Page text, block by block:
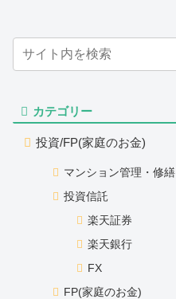
カテゴリー
投資/FP(家庭のお金)
マンション管理・修繕
投資信託
楽天証券
楽天銀行
FX
FP(家庭のお金)